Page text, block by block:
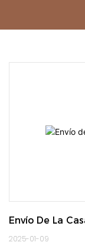
Envío De La
2025-01-09